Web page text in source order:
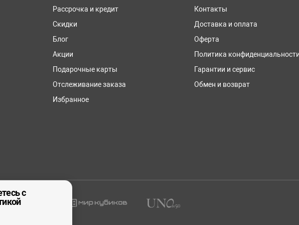
Рассрочка и кредит
Скидки
Блог
Акции
Подарочные карты
Отслеживание заказа
Избранное
Контакты
Доставка и оплата
Оферта
Политика
Гарантии и сервис
Обмен и возврат
с